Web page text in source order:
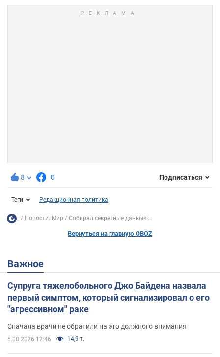
8 0 Подписаться
Теги Редакционная политика
Новости. Мир Собирал секретные данные:...
Вернуться на главную OBOZ
Важное
Супруга тяжелобольного Джо Байдена назвала
первый симптом, который сигнализировал о его
"агрессивном" раке
Сначала врачи не обратили на это должного внимания
6.08.2026 12:46 14,9 т.